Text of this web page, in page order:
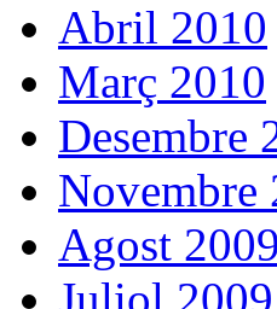
Abril 2010
Març 2010
Desembre
Novembre
Agost 2009
Juliol 2009